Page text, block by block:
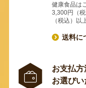
健康食品は
3,300円（
（税込）以
送料に
お支払方
お選び